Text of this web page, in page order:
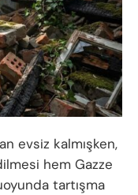
evsiz kalmışken,
hem Gazze
tartışma